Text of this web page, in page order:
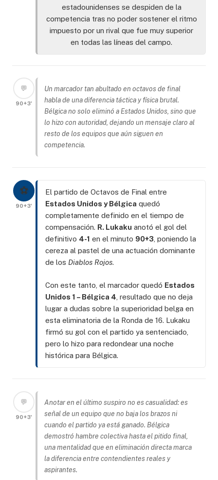
estadounidenses se despiden de la
competencia tras no poder sostener el ritmo
impuesto por un rival que fue muy superior
en todas las líneas del campo.
💬
90+3'
Un marcador tan abultado en octavos de final
habla de una diferencia táctica y física brutal.
Bélgica no solo eliminó a Estados Unidos, sino que
lo hizo con autoridad, dejando un mensaje claro al
resto de los equipos que aún siguen en
competencia.
⚽
90+3'
El partido de Octavos de Final entre
Estados Unidos y Bélgica quedó
completamente definido en el tiempo de
compensación. R. Lukaku anotó el gol del
definitivo 4-1 en el minuto 90+3 , poniendo la
cereza al pastel de una actuación dominante
de los Diablos Rojos.
Con este tanto, el marcador quedó Estados
Unidos 1 – Bélgica 4 , resultado que no deja
lugar a dudas sobre la superioridad belga en
esta eliminatoria de la Ronda de 16. Lukaku
firmó su gol con el partido ya sentenciado,
pero lo hizo para redondear una noche
histórica para Bélgica.
💬
90+3'
Anotar en el último suspiro no es casualidad: es
señal de un equipo que no baja los brazos ni
cuando el partido ya está ganado. Bélgica
demostró hambre colectiva hasta el pitido final,
una mentalidad que en eliminación directa marca
la diferencia entre contendientes reales y
aspirantes.